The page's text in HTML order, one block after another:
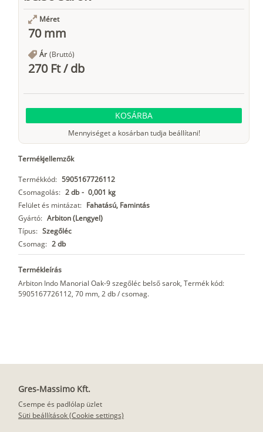
Méret
70 mm
Ár (Bruttó)
270 Ft/db
KOSÁRBA
Mennyiséget a kosárban tudja beállítani!
Termékjellemzők
Termékkód: 5905167726112
Csomagolás: 2 db - 0,001 kg
Felület és mintázat: Fahatású, Famintás
Gyártó: Arbiton (Lengyel)
Típus: Szegőléc
Csomag: 2 db
Termékleírás
Arbiton Indo Manorial Oak-9 szegőléc belső sarok, Termék kód:
5905167726112, 70 mm, 2 db / csomag.
Gres-Massimo Kft.
Csempe és padlólap üzlet
Süti beállítások (Cookie settings)